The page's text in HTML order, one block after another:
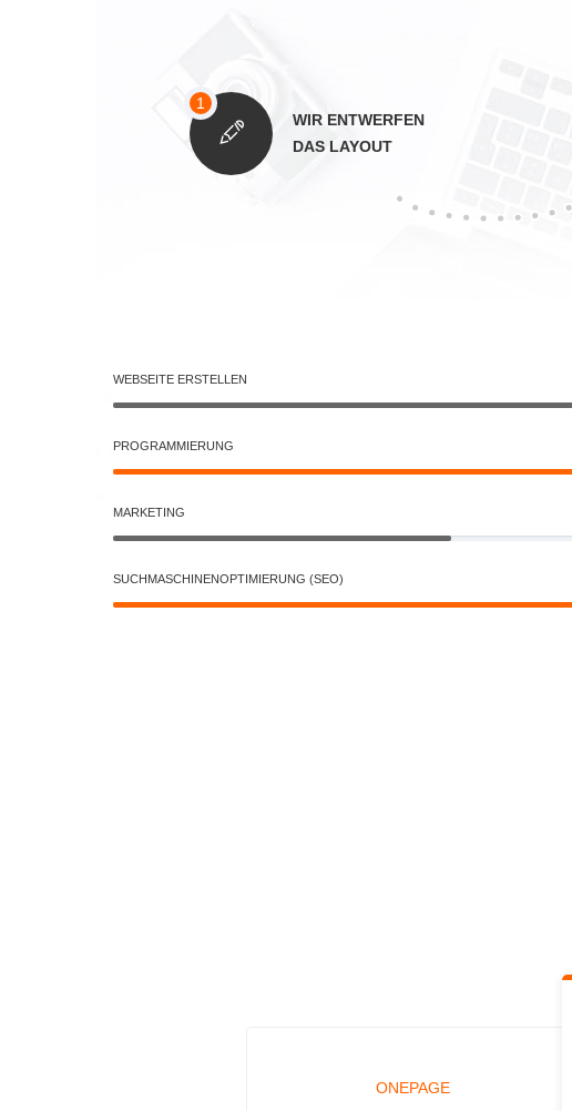
WIR ENTWERFEN
DAS LAYOUT
WEBSEITE ERSTELLEN
PROGRAMMIERUNG
MARKETING
SUCHMASCHINENOPTIMIERUNG (SEO)
ONEPAGE